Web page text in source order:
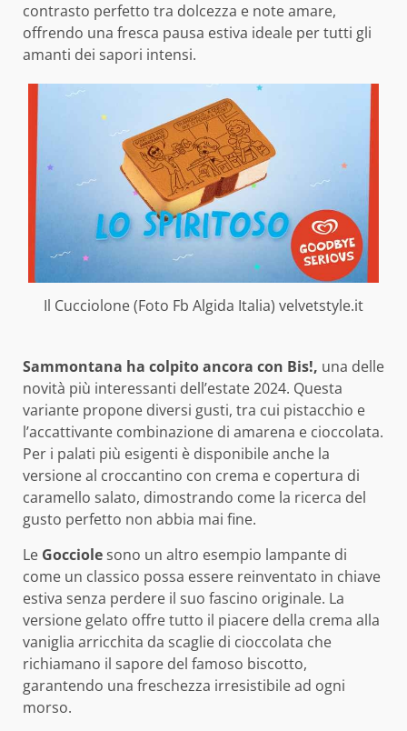
contrasto perfetto tra dolcezza e note amare,
offrendo una fresca pausa estiva ideale per tutti gli
amanti dei sapori intensi.
Il Cucciolone (Foto Fb Algida Italia) velvetstyle.it
Sammontana ha colpito ancora con Bis!, una delle
novità più interessanti dell’estate 2024. Questa
variante propone diversi gusti, tra cui pistacchio e
l’accattivante combinazione di amarena e cioccolata.
Per i palati più esigenti è disponibile anche la
versione al croccantino con crema e copertura di
caramello salato, dimostrando come la ricerca del
gusto perfetto non abbia mai fine.
Le Gocciolesono un altro esempio lampante di
come un classico possa essere reinventato in chiave
estiva senza perdere il suo fascino originale. La
versione gelato offre tutto il piacere della crema alla
vaniglia arricchita da scaglie di cioccolata che
richiamano il sapore del famoso biscotto,
garantendo una freschezza irresistibile ad ogni
morso.